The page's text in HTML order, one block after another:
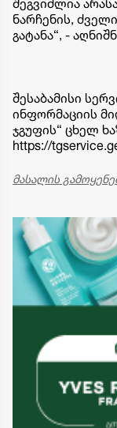
შეგვიძლია
ნარჩენის,
გატანა“, -
შესაბამისი
ინფორმაციის
ჯგუფის“ ცხელ
https://
მასალის